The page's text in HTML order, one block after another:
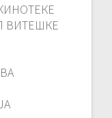
ВИТЕШКЕ